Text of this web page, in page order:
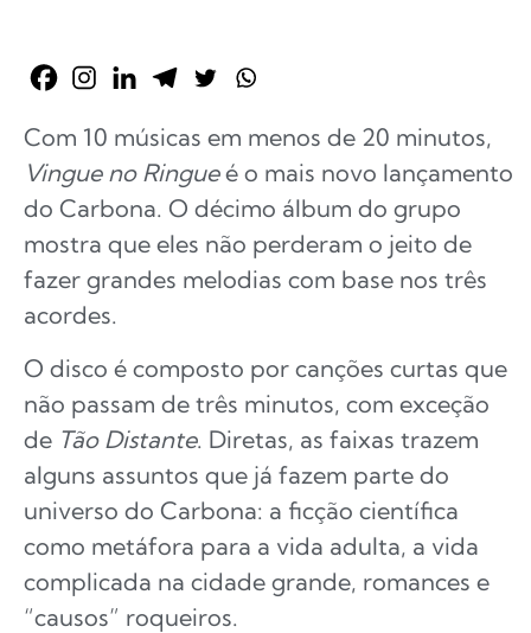
Com 10 músicas em menos de 20 minutos,
Vingue no Ringueé o mais novo lançamento
do Carbona. O décimo álbum do grupo
mostra que eles não perderam o jeito de
fazer grandes melodias com base nos três
acordes.
O disco é composto por canções curtas que
não passam de três minutos, com exceção
de Tão Distante. Diretas, as faixas trazem
alguns assuntos que já fazem parte do
universo do Carbona: a ficção científica
como metáfora para a vida adulta, a vida
complicada na cidade grande, romances e
“causos” roqueiros.